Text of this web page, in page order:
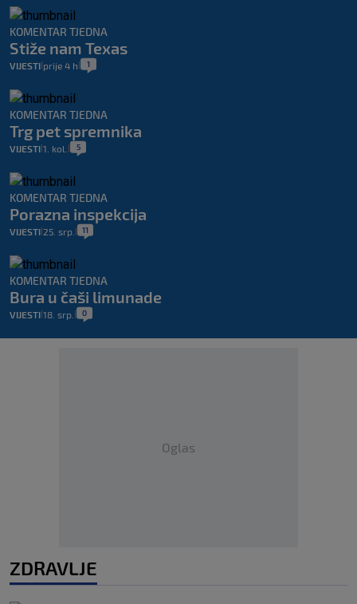
KOMENTAR TJEDNA
Stiže nam Texas
VIJESTI prije 4 h 1
KOMENTAR TJEDNA
Trg pet spremnika
VIJESTI 1. kol. 5
KOMENTAR TJEDNA
Porazna inspekcija
VIJESTI 25. srp. 11
KOMENTAR TJEDNA
Bura u čaši limunade
VIJESTI 18. srp. 0
Oglas
ZDRAVLJE